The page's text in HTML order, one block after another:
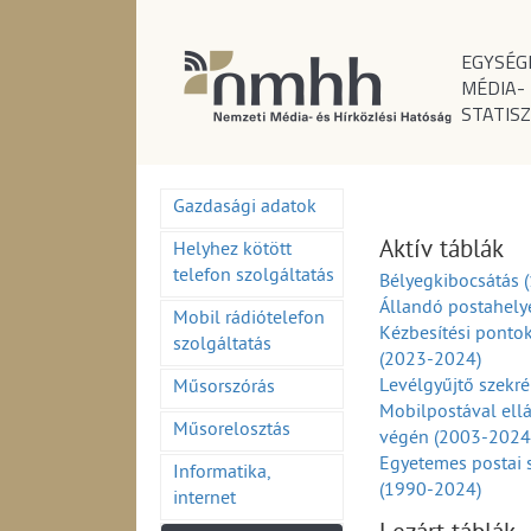
MÉDIA-
Gazdasági adatok
Helyhez kötött
telefon szolgáltatás
Mobil rádiótelefon
szolgáltatás
Műsorszórás
Műsorelosztás
Informatika,
internet
Aktív táblák
Bélyegkibocsátás
Állandó
Kézbesítési
(2023-2024)
Levélgyűjtő
Mobilpostával
végén (2003-
Egyetemes
(1990-2024)
Egyetemes postai